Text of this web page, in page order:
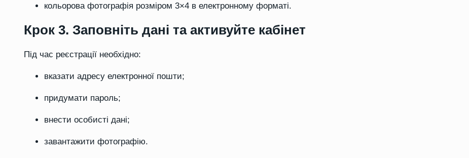
кольорова фотографія розміром 3×4 в електронному форматі.
Крок 3. Заповніть дані та активуйте кабінет
Під час реєстрації необхідно:
вказати адресу електронної пошти;
придумати пароль;
внести особисті дані;
завантажити фотографію.